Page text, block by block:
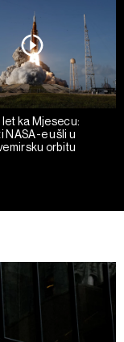
ka Mjesecu:
NASA-e ušli u
orbitu